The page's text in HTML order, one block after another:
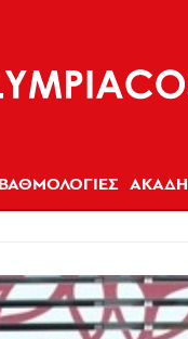
ΒΑΘΜΟΛΟΓΙΕΣ